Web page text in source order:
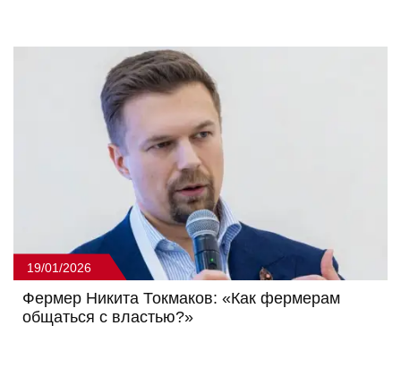
19/01/2026
Фермер Никита Токмаков: «Как фермерам
общаться с властью?»